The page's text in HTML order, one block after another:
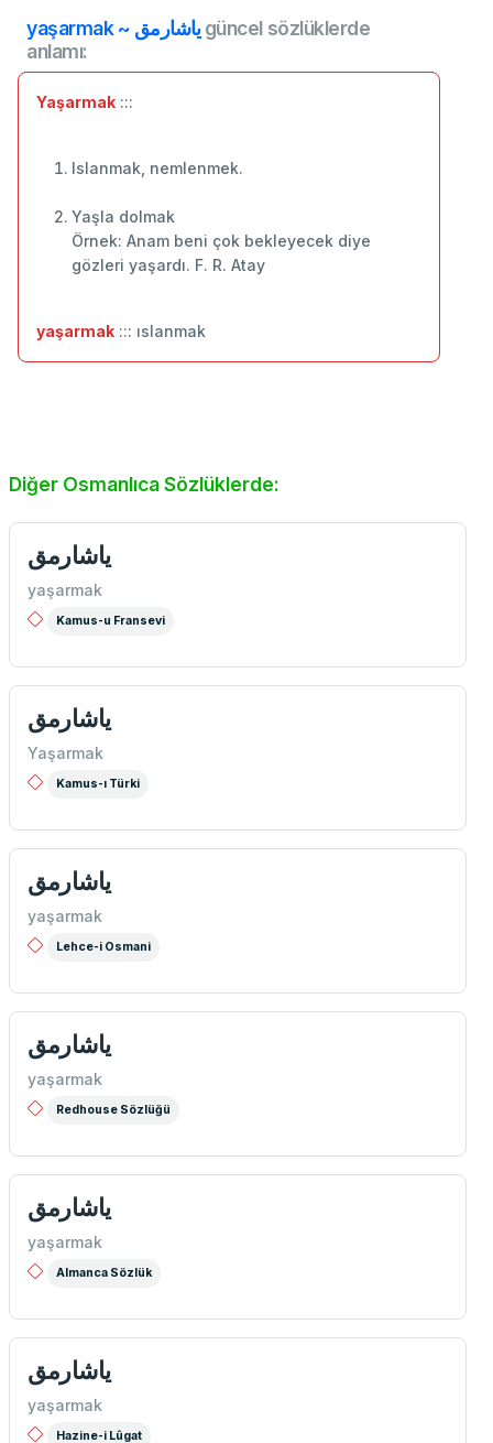
yaşarmak ~ ياشارمقgüncel sözlüklerde
anlamı:
Yaşarmak :::
Islanmak, nemlenmek.
Yaşla dolmak
Örnek: Anam beni çok bekleyecek diye
gözleri yaşardı. F. R. Atay
yaşarmak ::: ıslanmak
Diğer Osmanlıca Sözlüklerde:
ياشارمق
yaşarmak
Kamus-u Fransevi
ياشارمق
Yaşarmak
Kamus-ı Türki
یاشارمق
yaşarmak
Lehce-i Osmani
ياشارمق
yaşarmak
Redhouse Sözlüğü
ياشارمق
yaşarmak
Almanca Sözlük
ياشارمق
yaşarmak
Hazine-i Lûgat